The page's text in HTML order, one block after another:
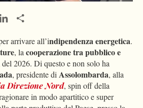
LinkedIn
arrivare all’indipendenza energetica.
, lacooperazione tra pubblico e
del 2026. Di questo e non solo ha
, presidente diAssolombarda, alla
Direzione Nord, spin off della
in modo apartitico e super